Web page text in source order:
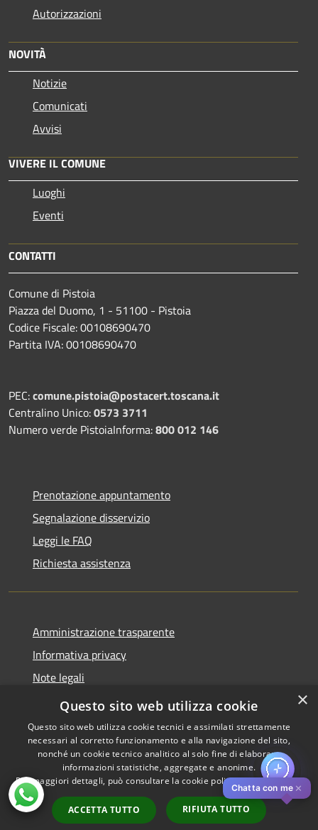
Autorizzazioni
NOVITÀ
Notizie
Comunicati
Avvisi
VIVERE IL COMUNE
Luoghi
Eventi
CONTATTI
Comune di Pistoia
Piazza del Duomo, 1 - 51100 - Pistoia
Codice Fiscale: 00108690470
Partita IVA: 00108690470
PEC:comune.pistoia@postacert.toscana.it
Centralino Unico:0573 3711
Numero verde PistoiaInforma:800 012 146
Prenotazione appuntamento
Segnalazione disservizio
Leggi le FAQ
Richiesta assistenza
Amministrazione trasparente
Informativa privacy
Note legali
Dichiarazione di accessibilità
Accessibilità
Privacy
Copyright © 2026 • Comune di
Pistoia • Powered by
Municipium•
Accesso
redazione
Chatta con me ✕
×
Questo sito web utilizza cookie
Questo sito web utilizza cookie tecnici e assimilati strettamente
necessari al corretto funzionamento e alla navigazione del sito,
nonché un cookie tecnico analitico al solo fine di elaborare
informazioni statistiche, aggregate e anonime.
Per maggiori dettagli, può consultare la cookie policy al seguentelink
ACCETTA TUTTO RIFIUTA TUTTO